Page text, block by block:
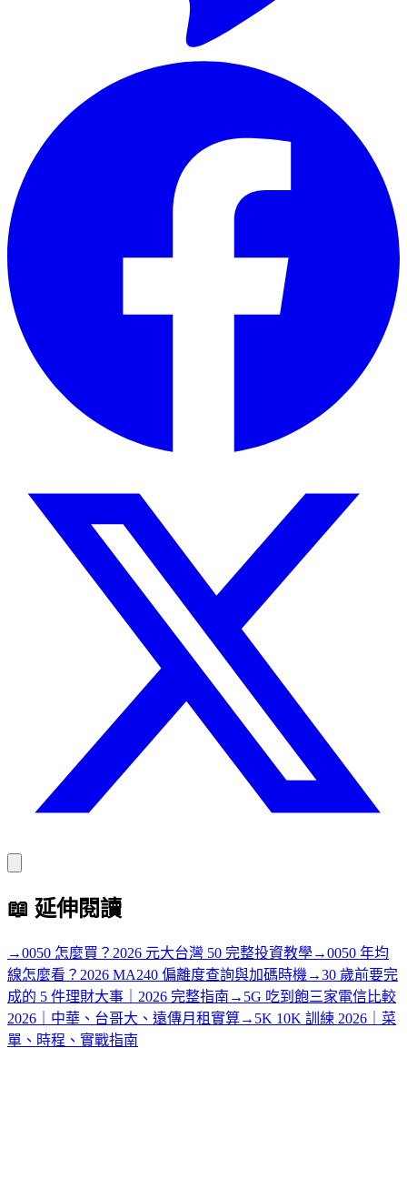
📖 延伸閱讀
→0050 怎麼買？2026 元大台灣 50 完整投資教學→0050 年均
線怎麼看？2026 MA240 偏離度查詢與加碼時機 →30 歲前要完
成的 5 件理財大事｜2026 完整指南 → 5G 吃到飽三家電信比較
2026｜中華、台哥大、遠傳月租實算→ 5K 10K 訓練 2026｜菜
單、時程、實戰指南